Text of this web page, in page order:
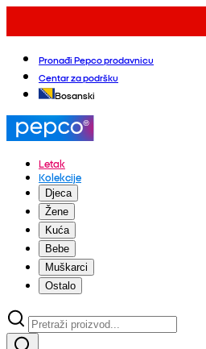
Pronađi Pepco prodavnicu
Centar za podršku
Bosanski
Letak
Kolekcije
Djeca
Žene
Kuća
Bebe
Muškarci
Ostalo